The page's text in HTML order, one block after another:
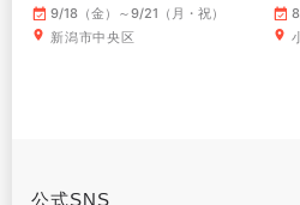
9/18（金）～9/21（月・祝）
新潟市中央区
～
公式SNS